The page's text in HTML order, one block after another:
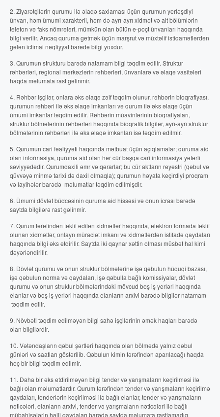
2. Ziyarətçilərin qurumu ilə əlaqə saxlaması üçün qurumun yerləşdiyi
ünvan, həm ümumi xarakterli, həm də ayrı-ayrı xidmət və alt bölümlərin
telefon və faks nömrələri, mümkün olan bütün e-poçt ünvanları haqqında
bilgi verilir. Ancaq quruma getmək üçün marşrut və müxtəlif istiqamətlərdən
gələn ictimai nəqliyyat barədə bilgi yoxdur.
3. Qurumun strukturu barədə natamam bilgi təqdim edilir. Struktur
rəhbərləri, regional mərkəzlərin rəhbərləri, ünvanlarə və əlaqə vasitələri
haqda məlumata rast gəlinmir.
4. Rəhbər işçilər, onlara əks əlaqə zəif təqdim olunur, rəhbərin bioqrafiyası,
qurumun rəhbəri ilə əks əlaqə imkanları və qurum ilə əks əlaqə üçün
ümumi imkanlar təqdim edilir. Rəhbərin müavinlərinin bioqrafiyaları,
struktur bölmələrinin rəhbərləri haqqında bioqrafik bilgilər, ayrı-ayrı struktur
bölmələrinin rəhbərləri ilə əks əlaqə imkanları isə təqdim edilmir.
5. Qurumun cari fəaliyyəti haqqında mətbuat üçün açıqlamalar; quruma aid
olan informasiya, quruma aid olan hər cür başqa cari informasiya yetərli
səviyyədədir. Qurumdaxili əmr və qərarlar; bu cür aktların reyestri (qəbul və
qüvvəyə minmə tarixi də daxil olmaqla); qurumun həyata keçirdiyi proqram
və layihələr barədə məlumatlar təqdim edilmişdir.
6. Ümumi dövlət büdcəsinin quruma aid hissəsi və onun icrası barədə
saytda bilgilərə rast gəlinmir.
7. Qurum tərəfindən təklif edilən xidmətlər haqqında, elektron formada təklif
olunan xidmətlər, onlayn müraciət imkanı və xidmətlərdən istifadə qaydaları
haqqında bilgi əks etdirilir. Saytda iki qaynar xəttin olması müsbət hal kimi
dəyərləndirilir.
8. Dövlət qurumu və onun struktur bölmələrinə işə qəbulun hüquqi bazası,
işə qəbulun norma və qaydaları, işə qəbulla bağlı komissiyalar, dövlət
qurumu və onun struktur bölmələrindəki mövcud boş iş yerləri haqqında
elanlar və boş iş yerləri haqqında elanların arxivi barədə bilgilər natamam
təqdim edilir.
9. Növbəti təqdim edilməyən bilgi sahə işçilərinin əmək haqları barədə
olan bilgilərdir.
10. Vətəndaşların qəbul şərtləri haqqında olan bölmədə yalnız qəbul
günləri və saatları göstərilib. Qəbulun kimin tərəfindən aparılacağı haqda
heç bir bilgi təqdim edilmir.
11. Daha bir əks etdirilməyən bilgi tender və yarışmaların keçirilməsi ilə
bağlı olan məlumatlardır. Qurum tərəfindən tender və yarışmaların keçirilmə
qaydaları, tenderlərin keçirilməsi ilə bağlı elanlar, tender və yarışmaların
nəticələri, elanların arxivi, tender və yarışmaların nəticələri ilə bağlı
mübahisələrin həlli qaydaları barədə saytda məlumata rastlamadıq.